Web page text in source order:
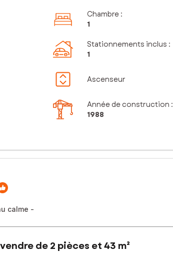
Chambre:
1
Stationnements inclus :
1
Ascenseur
Année de construction :
1988
calme -
de 2 pièces et 43 m²